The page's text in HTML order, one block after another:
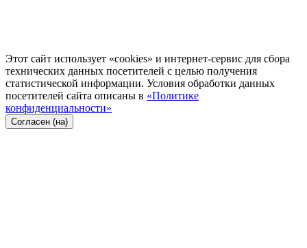
Этот сайт использует «cookies» и интернет-сервис для сбора
технических данных посетителей с целью получения
статистической информации. Условия обработки данных
посетителей сайта описаны в «Политике
конфиденциальности»
Согласен (на)